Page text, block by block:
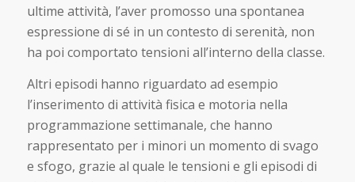
ultime attività, l’aver promosso una spontanea
espressione di sé in un contesto di serenità, non
ha poi comportato tensioni all’interno della classe.
Altri episodi hanno riguardato ad esempio
l’inserimento di attività fisica e motoria nella
programmazione settimanale, che hanno
rappresentato per i minori un momento di svago
e sfogo, grazie al quale le tensioni e gli episodi di